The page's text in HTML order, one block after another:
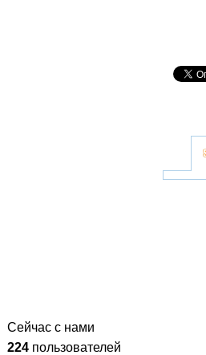
Сейчас с нами
224 пользователей